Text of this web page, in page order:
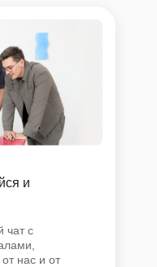
и
чат с
нас и от